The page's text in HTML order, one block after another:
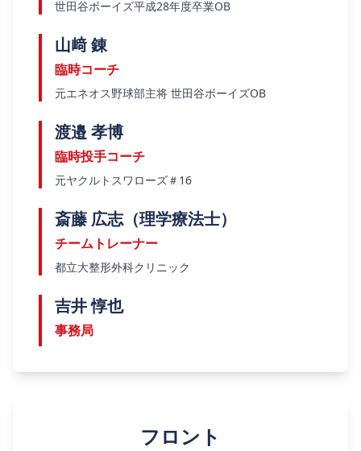
世田谷ボーイズ平成28年度卒業OB
山﨑 錬
臨時コーチ
元エネオス野球部主将 世田谷ボーイズOB
渡邉 孝博
臨時投手コーチ
元ヤクルトスワローズ＃16
斎藤 広志（理学療法士）
チームトレーナー
都立大整形外科クリニック
吉井 惇也
事務局
フロント